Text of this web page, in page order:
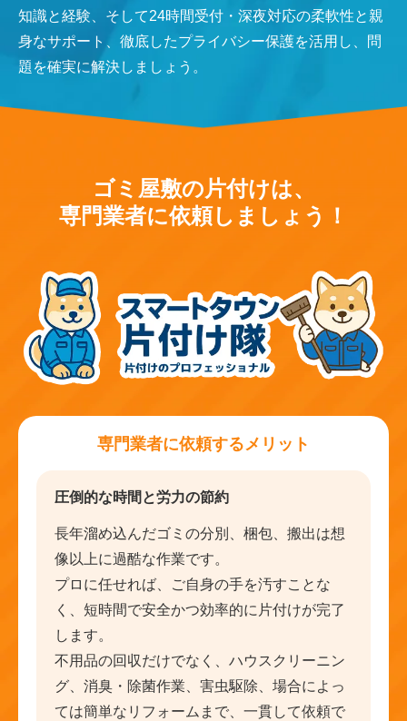
知識と経験、そして24時間受付・深夜対応の柔軟性と親
身なサポート、徹底したプライバシー保護を活用し、問
題を確実に解決しましょう。
ゴミ屋敷の片付けは、
専門業者に依頼しましょう！
専門業者に依頼するメリット
圧倒的な時間と労力の節約
長年溜め込んだゴミの分別、梱包、搬出は想
像以上に過酷な作業です。
プロに任せれば、ご自身の手を汚すことな
く、短時間で安全かつ効率的に片付けが完了
します。
不用品の回収だけでなく、ハウスクリーニン
グ、消臭・除菌作業、害虫駆除、場合によっ
ては簡単なリフォームまで、一貫して依頼で